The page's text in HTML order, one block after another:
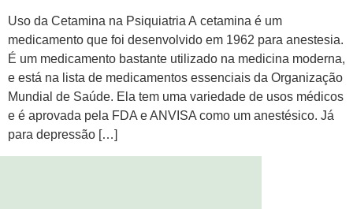
Uso da Cetamina na Psiquiatria A cetamina é um
medicamento que foi desenvolvido em 1962 para anestesia.
É um medicamento bastante utilizado na medicina moderna,
e está na lista de medicamentos essenciais da Organização
Mundial de Saúde. Ela tem uma variedade de usos médicos
e é aprovada pela FDA e ANVISA como um anestésico. Já
para depressão […]